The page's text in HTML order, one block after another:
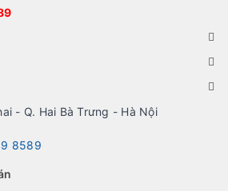
- Q. Hai Bà Trưng - Hà Nội
8589